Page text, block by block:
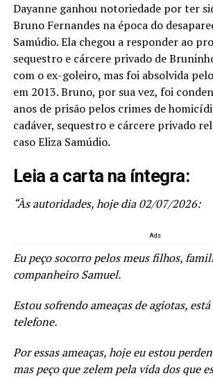
Dayanne ganhou notoriedade por ter
Bruno Fernandes na época do
Samúdio. Ela chegou a responder ao
sequestro e cárcere privado de
com o ex-goleiro, mas foi absolvida
em 2013. Bruno, por sua vez, foi
anos de prisão pelos crimes de
cadáver, sequestro e cárcere privado
caso Eliza Samúdio.
Leia a carta na íntegra:
“Às autoridades, hoje dia 02/07/2026:
Ads
Eu peço socorro pelos meus filhos,
companheiro Samuel.
Estou sofrendo ameaças de agiotas,
telefone.
Por essas ameaças, hoje eu estou
mas peço que zelem pela vida dos que